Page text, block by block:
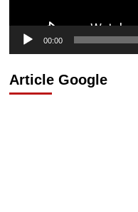
00:00
Article Google